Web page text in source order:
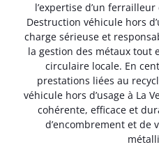
l’expertise d’un
Destruction véhicule hors
charge sérieuse et
la gestion des métaux tout
circulaire locale. En
prestations liées au
véhicule hors d’usage à La
cohérente, efficace et
d’encombrement et de